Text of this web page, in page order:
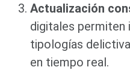
Actualización
digitales permiten
tipologías
en tiempo real.